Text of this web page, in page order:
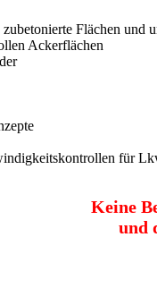
Flächen und
Ackerflächen
für
Keine
und